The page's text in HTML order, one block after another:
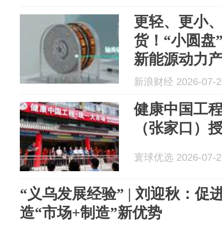
更轻、更小
货！“小圆盘
新能源动力
新浪财经 2026-07-
健康中国工
（张家口）
寰球优选 2026-07-
“义乌发展经验” | 刘迎秋：促
造“市场+制造”新优势